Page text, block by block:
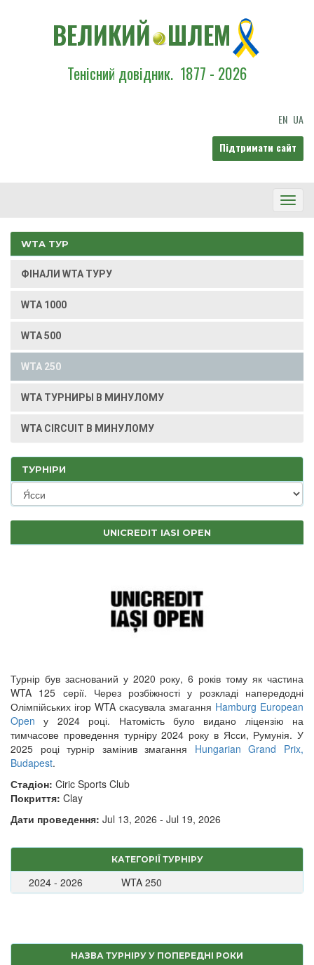
ВЕЛИКИЙ ШЛЕМ
Тенісний довідник. 1877 - 2026
EN UA
Підтримати сайт
WTA ТУР
ФІНАЛИ WTA ТУРУ
WTA 1000
WTA 500
WTA 250
WTA ТУРНИРЫ В МИНУЛОМУ
WTA CIRCUIT В МИНУЛОМУ
ТУРНІРИ
UNICREDIT IASI OPEN
Турнір був заснований у 2020 року, 6 років тому як частина
WTA 125 серії. Через розбіжності у розкладі напередодні
Олімпійських ігор WTA скасувала змагання Hamburg European
Open у 2024 році. Натомість було видано ліцензію на
тимчасове проведення турніру 2024 року в Ясси, Румунія. У
2025 році турнір замінив змагання Hungarian Grand Prix,
Budapest.
Стадіон: Ciric Sports Club
Покриття: Clay
Дати проведення: Jul 13, 2026 - Jul 19, 2026
КАТЕГОРІЇ ТУРНІРУ
2024 - 2026 WTA 250
НАЗВА ТУРНІРУ У ПОПЕРЕДНІ РОКИ